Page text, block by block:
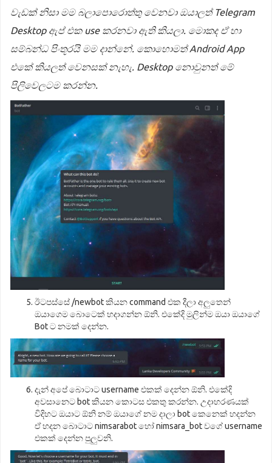
වැඩක් නිසා මම බලාපොරොත්තු වෙනවා ඔයාලත් Telegram
Desktop ඇප් එක use කරනවා ඇති කියලා. මොකද ඒ හා
සම්බන්ධ පිංතූරයි මම දාන්නේ. කොහොමත් Android App
එකේ කියලත් වෙනසක් නැහැ. Desktop නොවුනත් මේ
පිලිවෙලටම කරන්න.
ඊටපස්සේ /newbot කියන command එක දීලා අලුතෙන්
ඔයාගෙම බොටෙක් හදාගන්න ඕනි. එකේදි මුලින්ම ඔයා ඔයාගේ
Bot ට නමක් දෙන්න.
දැන් අපේ බොටාට username එකක් දෙන්න ඕනි. එකේදි
අවසානෙට bot කියන කොටස එකතු කරන්න. උදාහරණයක්
විදිහට ඔයාට ඕනි නම් ඔයාගේ නම දාලා bot කෙනෙක් හදන්න
ඒ හදන බොටාට nimsarabot හෝ nimsara_bot වගේ username
එකක් දෙන්න පුලුවනි.